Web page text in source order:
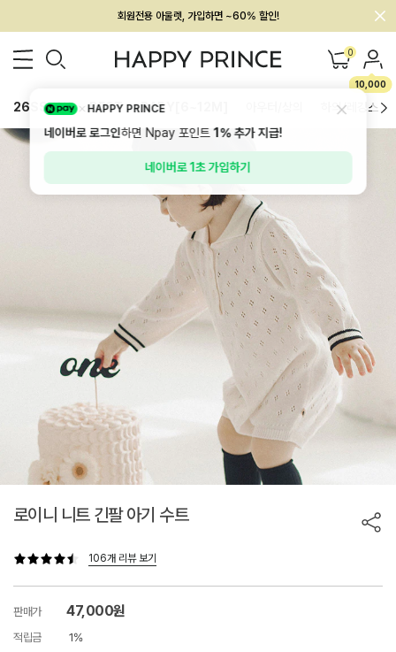
회원전용 아울렛, 가입하면 ~60% 할인!
멤버십 최대 28,000원 혜택 0
10,000
26SS 신상 BEST BABY[6~12M] 하의/레깅스
로이니 니트 긴팔 아기 수트
106개 리뷰 보기
판매가 47,000원
적립금 1%
HAPPY PRINCE
네이버로 로그인하면 Npay 포인트1%추가 지급!
네이버로 1초 가입하기